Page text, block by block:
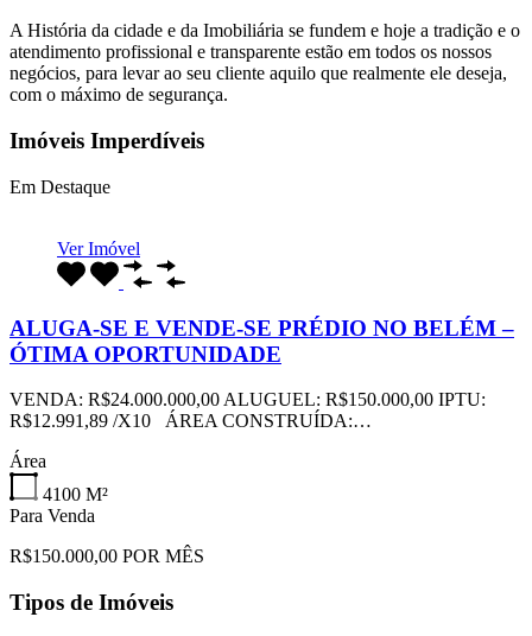
A História da cidade e da Imobiliária se fundem e hoje a tradição e o
atendimento profissional e transparente estão em todos os nossos
negócios, para levar ao seu cliente aquilo que realmente ele deseja,
com o máximo de segurança.
Imóveis Imperdíveis
Em Destaque
Ver Imóvel
ALUGA-SE E VENDE-SE PRÉDIO NO BELÉM –
ÓTIMA OPORTUNIDADE
VENDA: R$24.000.000,00 ALUGUEL: R$150.000,00 IPTU:
R$12.991,89 /X10 ÁREA CONSTRUÍDA:…
Área
4100 M²
Para Venda
R$150.000,00 POR MÊS
Tipos de Imóveis